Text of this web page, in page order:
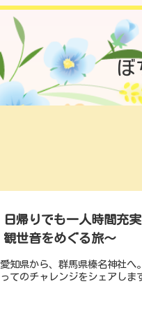
ぼ
日帰りでも一人時間充
観世音をめぐる旅～
愛知県から、群馬県榛名神社へ
ってのチャレンジをシェアしま